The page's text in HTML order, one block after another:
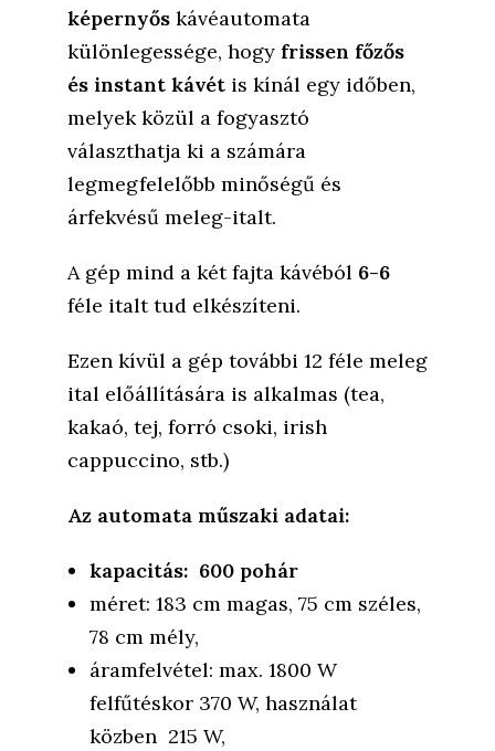
képernyőskávéautomata
különlegessége, hogy frissen főzős
és instant kávétis kínál egy időben,
melyek közül a fogyasztó
választhatja ki a számára
legmegfelelőbb minőségű és
árfekvésű meleg-italt.
A gép mind a két fajta kávéból 6-6
féle italt tud elkészíteni.
Ezen kívül a gép további 12 féle meleg
ital előállítására is alkalmas (tea,
kakaó, tej, forró csoki, irish
cappuccino, stb.)
Az automata műszaki adatai:
kapacitás: 600 pohár
méret: 183 cm magas, 75 cm széles,
78 cm mély,
áramfelvétel: max. 1800 W
felfűtéskor 370 W, használat
közben 215 W,